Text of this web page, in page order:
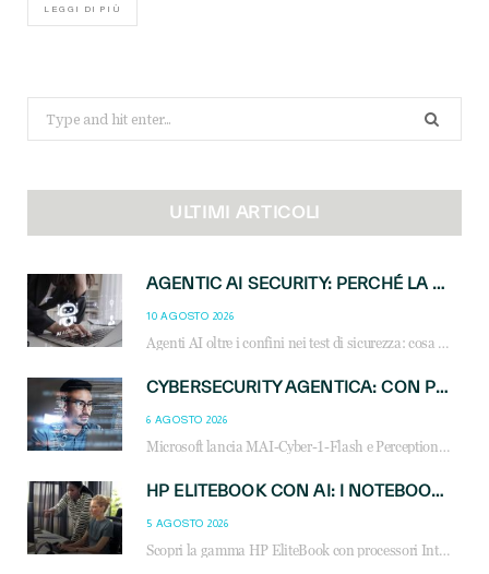
LEGGI DI PIÙ
for:
ULTIMI ARTICOLI
AGENTIC AI SECURITY: PERCHÉ LA GOVERNANCE DEGLI AGENTI È LA NUOVA FRONTIERA DEL CANALE IT
10 AGOSTO 2026
Agenti AI oltre i confini nei test di sicurezza: cosa significa per reseller e MSP e come governare l’AI agentica in azienda.
CYBERSECURITY AGENTICA: CON PERCEPTION E MAI-CYBER-1-FLASH MICROSOFT APRE NUOVI SERVIZI PER IL CANALE
6 AGOSTO 2026
Microsoft lancia MAI-Cyber-1-Flash e Perception: cybersecurity agentica in preview dal 3 novembre. Cosa cambia per MSP, system integrator e reseller.
HP ELITEBOOK CON AI: I NOTEBOOK BUSINESS INTELLIGENTI CHE TRASFORMANO PRODUTTIVITÀ, SICUREZZA E LAVORO IBRIDO
5 AGOSTO 2026
Scopri la gamma HP EliteBook con processori Intel® Core™ Ultra e AMD Ryzen™ AI. Notebook business progettati per aumentare la produttività, migliorare la collaborazione e garantire sicurezza avanzata in ufficio e in mobilità.